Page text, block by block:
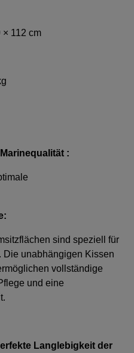
× 112 cm
:
:
sind speziell für
Die unabhängigen Kissen
vollständige
und eine
Langlebigkeit der